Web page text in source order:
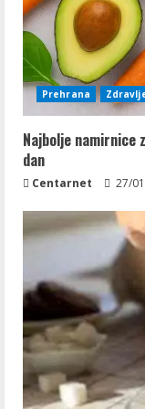
Prehrana
Najbolje namirnice
dan
Centarnet 27/